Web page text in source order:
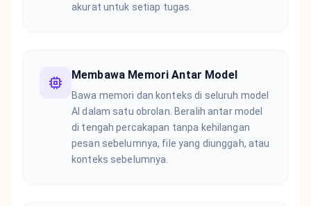
akurat untuk setiap tugas.
Membawa Memori Antar Model
Bawa memori dan konteks di seluruh model
AI dalam satu obrolan. Beralih antar model
di tengah percakapan tanpa kehilangan
pesan sebelumnya, file yang diunggah, atau
konteks sebelumnya.